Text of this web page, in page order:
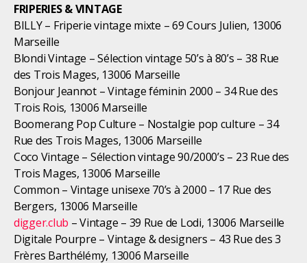
FRIPERIES & VINTAGE
BILLY – Friperie vintage mixte – 69 Cours Julien, 13006
Marseille
Blondi Vintage – Sélection vintage 50’s à 80’s – 38 Rue
des Trois Mages, 13006 Marseille
Bonjour Jeannot – Vintage féminin 2000 – 34 Rue des
Trois Rois, 13006 Marseille
Boomerang Pop Culture – Nostalgie pop culture – 34
Rue des Trois Mages, 13006 Marseille
Coco Vintage – Sélection vintage 90/2000’s – 23 Rue des
Trois Mages, 13006 Marseille
Common – Vintage unisexe 70’s à 2000 – 17 Rue des
Bergers, 13006 Marseille
digger.club – Vintage – 39 Rue de Lodi, 13006 Marseille
Digitale Pourpre – Vintage & designers – 43 Rue des 3
Frères Barthélémy, 13006 Marseille